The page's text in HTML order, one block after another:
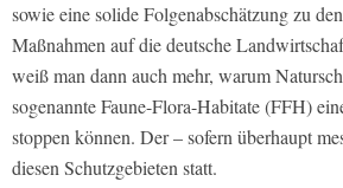
sowie eine solide Folgenabschätzung zu
Maßnahmen auf die deutsche
weiß man dann auch mehr, warum
sogenannte Faune-Flora-Habitate (FFH)
stoppen können. Der – sofern überhaupt
diesen Schutzgebieten statt.